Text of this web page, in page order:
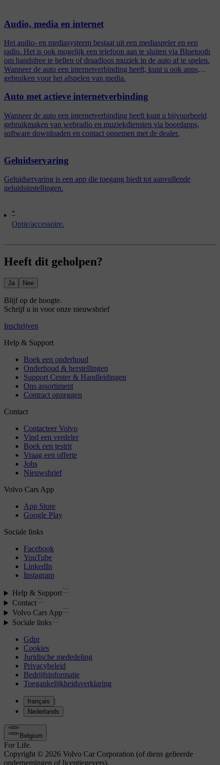
*
Optie/accessoire.
Audio, media en internet
Het audio- en mediasysteem bestaat uit een mediaspeler en een
radio. Het is ook mogelijk een telefoon aan te sluiten via Bluetooth
om handsfree te bellen of draadloos muziek in de auto af te spelen.
Wanneer de auto een internetverbinding heeft, kunt u ook apps
gebruiken voor het afspelen van media.
Auto met actieve internetverbinding
Wanneer de auto een internetverbinding heeft kunt u bijvoorbeeld
gebruikmaken van webradio en muziekdiensten via boordapps,
software downloaden en contact opnemen met de dealer.
Geluidservaring
Geluidservaring is een app die toegang biedt tot aanvullende
geluidsinstellingen.
Heeft dit geholpen?
Ja Nee